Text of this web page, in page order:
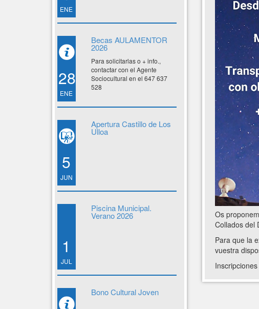
ENE
28
ENE
Becas AULAMENTOR
2026
Para solicitarlas o + info.,
contactar con el Agente
Sociocultural en el 647 637
528
5
JUN
Apertura Castillo de Los
Ulloa
1
JUL
Piscina Municipal.
Verano 2026
Bono Cultural Joven
Os
Collados del
Para que la
vuestra